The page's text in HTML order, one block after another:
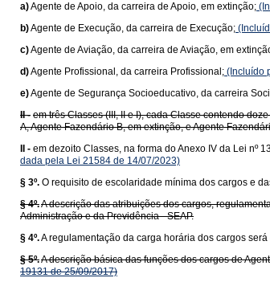
a)Agente de Apoio, da carreira de Apoio, em extinção;
b)Agente de Execução, da carreira de Execução;
c)Agente de Aviação, da carreira de Aviação, em
d)Agente Profissional, da carreira Profissional; (Incluído
e)Agente de Segurança Socioeducativo, da carreira
II - em três Classes (III, II e I), cada Classe contendo
A, Agente Fazendário B, em extinção, e Agente
II - em dezoito Classes, na forma do Anexo IV da Lei nº
dada pela Lei 21584 de 14/07/2023)
§ 3º. O requisito de escolaridade mínima dos cargos e
§ 4º.A descrição das atribuições dos cargos,
Administração e da Previdência - SEAP.
§ 4º.A regulamentação da carga horária dos cargos
§ 5º.A descrição básica das funções dos cargos de
19131 de 25/09/2017)